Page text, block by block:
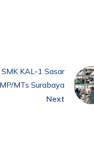
KAL-1 Sasar
MTs Surabaya
Next